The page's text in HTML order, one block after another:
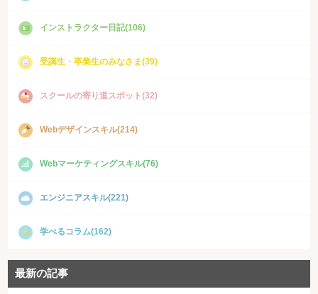
インストラクター日記(106)
受講生・卒業生のみなさま(39)
スクールの寄り道スポット(32)
Webデザインスキル(214)
Webマーケティングスキル(76)
エンジニアスキル(221)
学べるコラム(162)
最新の記事